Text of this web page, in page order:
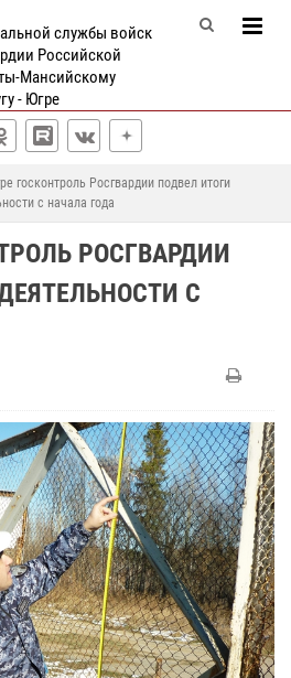
службы войск
Российской
Мансийскому
- Югре
госконтроль Росгвардии подвел итоги
с начала года
РОСГВАРДИИ
С